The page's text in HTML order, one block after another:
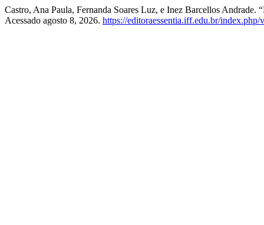
Castro, Ana Paula, Fernanda Soares Luz, e Inez Barcellos Andrade.
Acessado agosto 8, 2026. https://editoraessentia.iff.edu.br/